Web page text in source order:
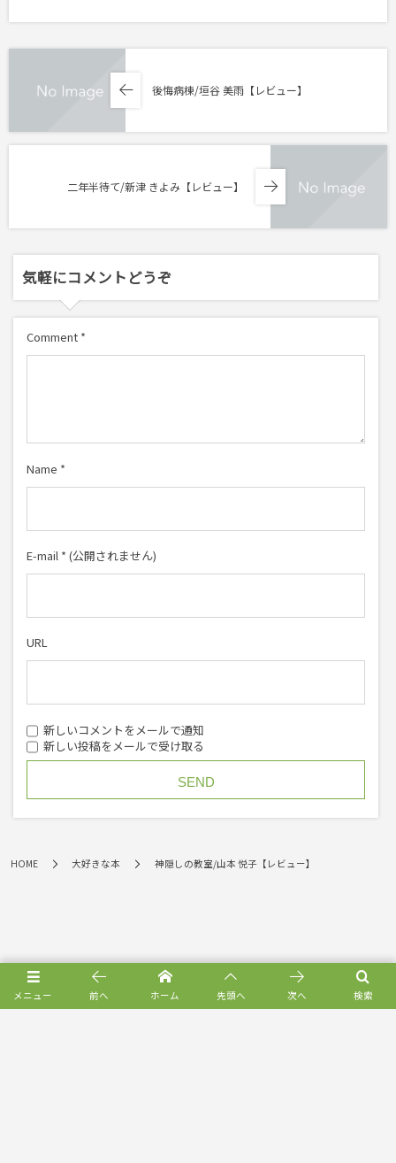
後悔病棟/垣谷 美雨【レビュー】
二年半待て/新津 きよみ【レビュー】
気軽にコメントどうぞ
Comment *
Name *
E-mail * (公開されません)
URL
新しいコメントをメールで通知
新しい投稿をメールで受け取る
HOME 大好きな本 神隠しの教室/山本 悦子【レビュー】
メニュー 検索
前へ ホーム 先頭へ 次へ